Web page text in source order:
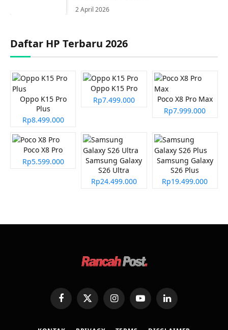
2 April 2026
Daftar HP Terbaru 2026
Oppo K15 Pro
Plus
Rp8.499.000
Oppo K15 Pro
Rp7.499.000
Poco X8 Pro Max
Rp7.999.000
Poco X8 Pro
Rp5.599.000
Samsung Galaxy
S26 Ultra
Rp24.499.000
Samsung Galaxy
S26 Plus
Rp19.499.000
FacebookX
(Twitter)
InstagramYouTubeLinkedIn